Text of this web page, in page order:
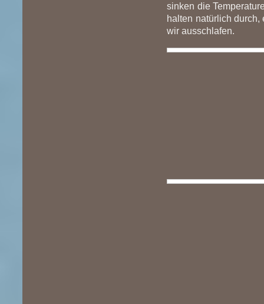
sinken die
halten natürlich durch,
wir ausschlafen.